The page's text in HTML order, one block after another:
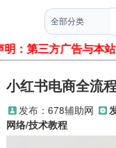
：第三方广告与本
小红书电商全流
发布： 678辅助网
网络/技术教程